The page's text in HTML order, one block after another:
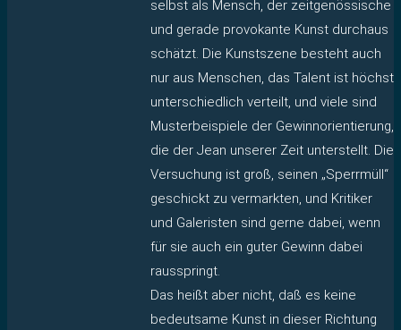
selbst als Mensch, der zeitgenössische
und gerade provokante Kunst durchaus
schätzt. Die Kunstszene besteht auch
nur aus Menschen, das Talent ist höchst
unterschiedlich verteilt, und viele sind
Musterbeispiele der Gewinnorientierung,
die der Jean unserer Zeit unterstellt. Die
Versuchung ist groß, seinen „Sperrmüll“
geschickt zu vermarkten, und Kritiker
und Galeristen sind gerne dabei, wenn
für sie auch ein guter Gewinn dabei
rausspringt.
Das heißt aber nicht, daß es keine
bedeutsame Kunst in dieser Richtung